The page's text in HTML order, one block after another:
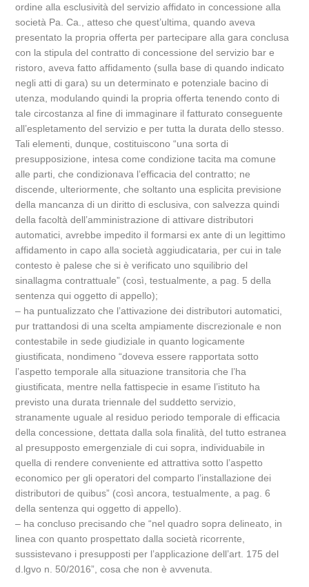
ordine alla esclusività del servizio affidato in concessione alla
società Pa. Ca., atteso che quest’ultima, quando aveva
presentato la propria offerta per partecipare alla gara conclusa
con la stipula del contratto di concessione del servizio bar e
ristoro, aveva fatto affidamento (sulla base di quando indicato
negli atti di gara) su un determinato e potenziale bacino di
utenza, modulando quindi la propria offerta tenendo conto di
tale circostanza al fine di immaginare il fatturato conseguente
all’espletamento del servizio e per tutta la durata dello stesso.
Tali elementi, dunque, costituiscono “una sorta di
presupposizione, intesa come condizione tacita ma comune
alle parti, che condizionava l’efficacia del contratto; ne
discende, ulteriormente, che soltanto una esplicita previsione
della mancanza di un diritto di esclusiva, con salvezza quindi
della facoltà dell’amministrazione di attivare distributori
automatici, avrebbe impedito il formarsi ex ante di un legittimo
affidamento in capo alla società aggiudicataria, per cui in tale
contesto è palese che si è verificato uno squilibrio del
sinallagma contrattuale” (così, testualmente, a pag. 5 della
sentenza qui oggetto di appello);
– ha puntualizzato che l’attivazione dei distributori automatici,
pur trattandosi di una scelta ampiamente discrezionale e non
contestabile in sede giudiziale in quanto logicamente
giustificata, nondimeno “doveva essere rapportata sotto
l’aspetto temporale alla situazione transitoria che l’ha
giustificata, mentre nella fattispecie in esame l’istituto ha
previsto una durata triennale del suddetto servizio,
stranamente uguale al residuo periodo temporale di efficacia
della concessione, dettata dalla sola finalità, del tutto estranea
al presupposto emergenziale di cui sopra, individuabile in
quella di rendere conveniente ed attrattiva sotto l’aspetto
economico per gli operatori del comparto l’installazione dei
distributori de quibus” (così ancora, testualmente, a pag. 6
della sentenza qui oggetto di appello).
– ha concluso precisando che “nel quadro sopra delineato, in
linea con quanto prospettato dalla società ricorrente,
sussistevano i presupposti per l’applicazione dell’art. 175 del
d.lgvo n. 50/2016”, cosa che non è avvenuta.